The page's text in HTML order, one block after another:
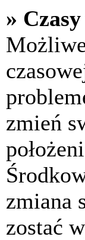
»
zmień
zmiana
zostać